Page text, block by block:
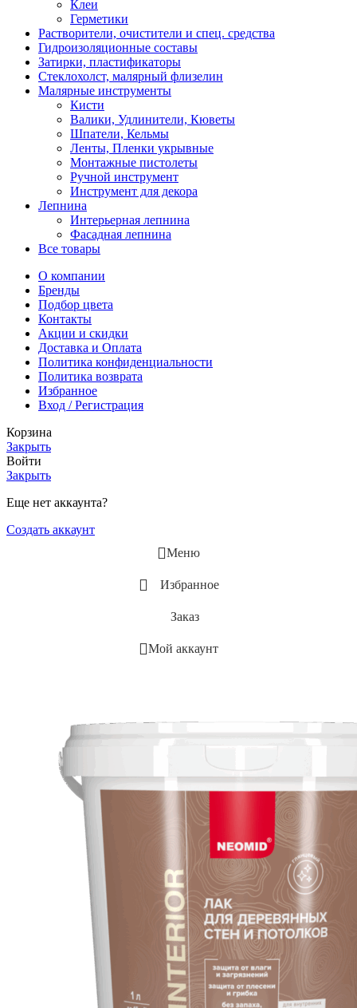
Клеи
Герметики
Растворители, очистители и спец. средства
Гидроизоляционные составы
Затирки, пластификаторы
Стеклохолст, малярный флизелин
Малярные инструменты
Кисти
Валики, Удлинители, Кюветы
Шпатели, Кельмы
Ленты, Пленки укрывные
Монтажные пистолеты
Ручной инструмент
Инструмент для декора
Лепнина
Интерьерная лепнина
Фасадная лепнина
Все товары
О компании
Бренды
Подбор цвета
Контакты
Акции и скидки
Доставка и Оплата
Политика конфиденциальности
Политика возврата
Избранное
Вход / Регистрация
Корзина
Закрыть
Войти
Закрыть
Еще нет аккаунта?
Создать аккаунт
Меню
Избранное
Заказ
Мой аккаунт